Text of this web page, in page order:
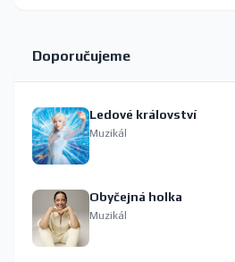
Doporučujeme
Ledové království
Muzikál
Obyčejná holka
Muzikál